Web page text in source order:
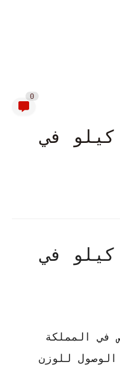
0
عشبة تنحف 10 كيلو في
عشبة تنحف 10 كيلو في
في المملكة
للوزن